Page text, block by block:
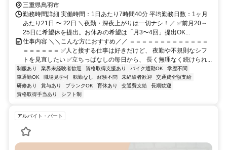
三重県鳥羽市
勤務時間詳細 実働時間：1日あたり7時間40分 平均勤務日数：1ヶ月
あたり21日 〜 22日 ＼夜勤・深夜上がりは一切ナシ！／ ✅前月20～
25日に希望休を提出。お休みの希望は「月3〜4回」提出OK...
仕事内容 ＼＼こんな方におすすめ／／ ＝＝＝＝＝＝＝＝＝＝＝＝＝
＝＝＝＝＝＝ ✅人と接する仕事は好きだけど、 夜勤や不規則なシフ
トを見直したい ✅立ちっぱなしの毎日から、 長く無理なく続けられ...
制服あり 業界未経験者歓迎 資格取得支援あり バイク通勤OK
学歴不問
車通勤OK
職場見学可 転勤なし 経験不問 未経験者歓迎
交通費全額支給
研修あり
賞与あり ブランクOK 育休あり 交通費支給
長期歓迎
資格取得手当あり
シフト制
アルバイト・パート